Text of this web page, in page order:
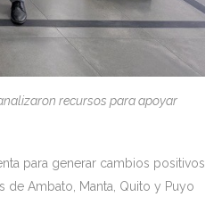
recursos para apoyar
para generar cambios positivos
de Ambato, Manta, Quito y Puyo